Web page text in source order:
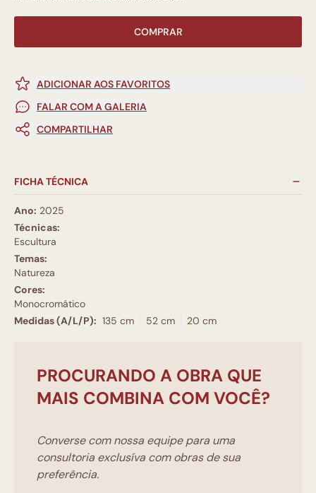
COMPRAR
ADICIONAR AOS FAVORITOS
FALAR COM A GALERIA
COMPARTILHAR
FICHA TÉCNICA
Ano: 2025
Técnicas:
Escultura
Temas:
Natureza
Cores:
Monocromático
Medidas (A/L/P): 135 cm 52 cm 20 cm
PROCURANDO A OBRA QUE
MAIS COMBINA COM VOCÊ?
Converse com nossa equipe para uma
consultoria exclusíva com obras de sua
preferência.